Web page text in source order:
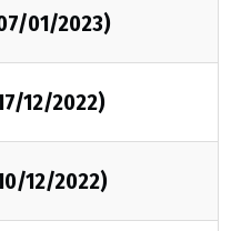
01/2023)
12/2022)
12/2022)